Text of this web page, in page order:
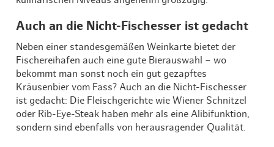
Auch an die Nicht-Fischesser ist gedacht
Neben einer standesgemäßen Weinkarte bietet der
Fischereihafen auch eine gute Bierauswahl – wo
bekommt man sonst noch ein gut gezapftes
Kräusenbier vom Fass? Auch an die Nicht-Fischesser
ist gedacht: Die Fleischgerichte wie Wiener Schnitzel
oder Rib-Eye-Steak haben mehr als eine Alibifunktion,
sondern sind ebenfalls von herausragender Qualität.